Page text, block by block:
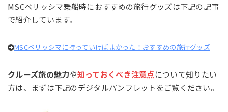
MSCベリッシマ乗船時におすすめの旅行グッズは下記の記事
で紹介しています。
MSCベリッシマに持っていけばよかった！おすすめの旅行グッズ
クルーズ旅の魅力や知っておくべき注意点について知りたい
方は、まずは下記のデジタルパンフレットをご覧ください。